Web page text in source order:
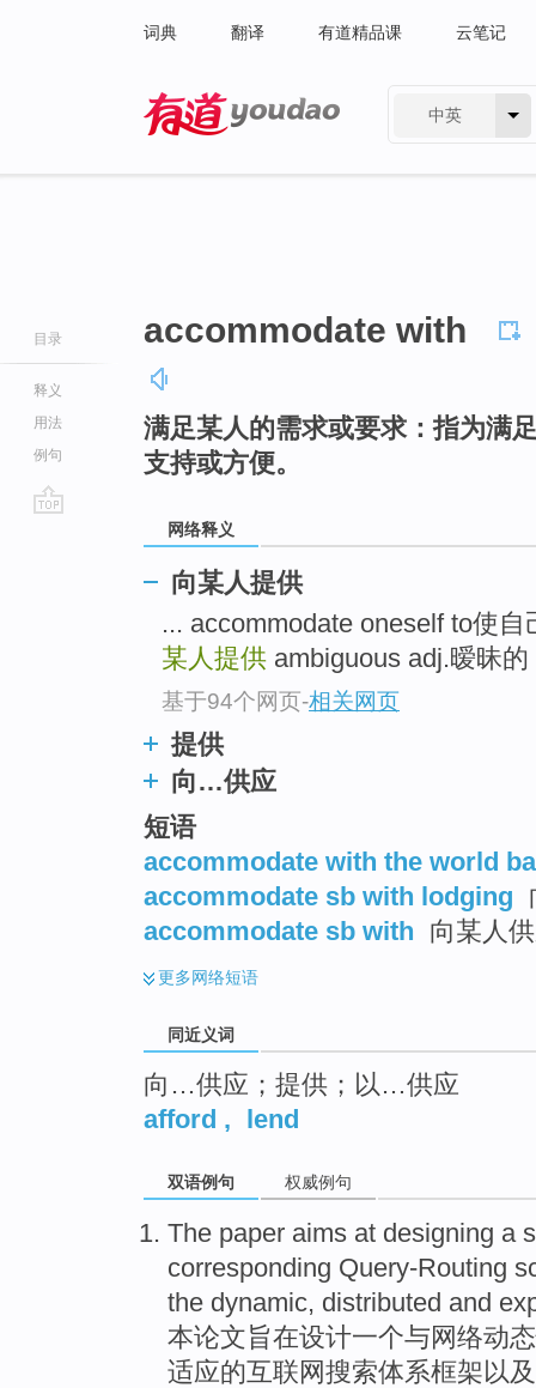
词典 翻译 有道精品课 云笔记
中英
目录
释义
用法
例句
accommodate with
满足某人的需求或要求：指为满
支持或方便。
网络释义
向某人提供
... accommodate oneself to使
某人提供 ambiguous adj.暧昧
基于94个网页-相关网页
提供
向…供应
短语
accommodate with the world
accommodate sb with lodging
accommodate sb with 向某人
更多网络短语
同近义词
向…供应；提供；以…供应
afford , lend
双语例句 权威例句
The paper aims at designing a
corresponding Query-Routing
the dynamic, distributed and
本论文旨在设计一个与网络动
适应的互联网搜索体系框架以及